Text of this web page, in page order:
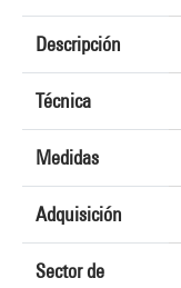
Descripción
Técnica
Medidas
Adquisición
Sector de